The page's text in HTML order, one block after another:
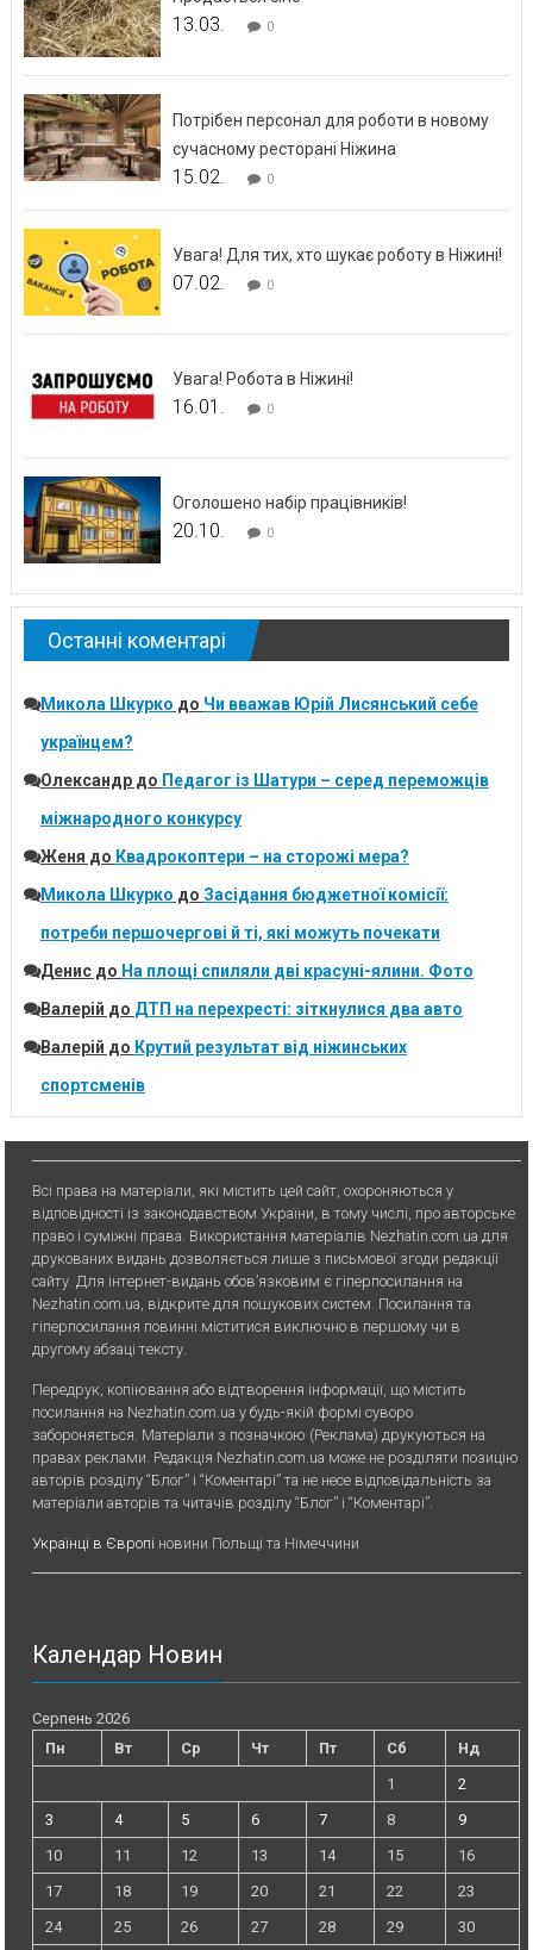
13.03. 0
Потрібен персонал для роботи в новому
сучасному ресторані Ніжина
15.02. 0
Увага! Для тих, хто шукає роботу в Ніжині!
07.02. 0
Увага! Робота в Ніжині!
16.01. 0
Оголошено набір працівників!
20.10. 0
Останні коментарі
Микола Шкурко до Чи вважав Юрій Лисянський себе
українцем?
Олександрдо Педагог із Шатури – серед переможців
міжнародного конкурсу
Женя до Квадрокоптери – на сторожі мера?
Микола Шкурко до Засідання бюджетної комісії:
потреби першочергові й ті, які можуть почекати
Денисдо На площі спиляли дві красуні-ялини. Фото
Валерій до ДТП на перехресті: зіткнулися два авто
Валерій до Крутий результат від ніжинських
спортсменів
Всі права на матеріали, які містить цей сайт, охороняються у
відповідності із законодавством України, в тому числі, про авторське
право і суміжні права. Використання матерiалiв Nezhatin.com.ua для
друкованих видань дозволяється лише з письмової згоди редакції
сайту. Для iнтернет-видань обов’язковим є гiперпосилання на
Nezhatin.com.ua, відкрите для пошукових систем. Посилання та
гіперпосилання повинні міститися виключно в першому чи в
другому абзаці тексту.
Передрук, копiювання або вiдтворення iнформацiї, що мiстить
посилання на Nezhatin.com.ua у будь-якiй формi суворо
забороняється. Матеріали з позначкою (Реклама) друкуються на
правах реклами. Редакція Nezhatin.com.ua може не розділяти позицію
авторів розділу “Блог” і “Коментарі” та не несе відповідальність за
матеріали авторів та читачів розділу “Блог” і “Коментарі”.
Українці в Європі новини Польщі та Німеччини
Календар Новин
Серпень 2026
Пн
Вт Ср Чт Пт Сб
Нд
1
2
3
4 5 6 7 8
9
10
11 12 13 14 15
16
17
18 19 20 21 22
23
24
25 26 27 28 29 30